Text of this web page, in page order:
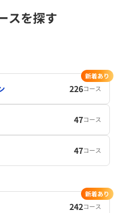
スを探す
226コース
新着あり
47コース
47コース
242コース
新着あり